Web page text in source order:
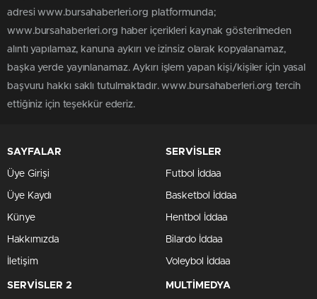
adresi www.bursahaberleri.org platformunda;
www.bursahaberleri.org haber içerikleri kaynak gösterilmeden
alıntı yapılamaz, kanuna aykırı ve izinsiz olarak kopyalanamaz,
başka yerde yayınlanamaz. Aykırı işlem yapan kişi/kişiler için yasal
başvuru hakkı saklı tutulmaktadır. www.bursahaberleri.org tercih
ettiğiniz için teşekkür ederiz.
SAYFALAR
Üye Girişi
Üye Kaydı
Künye
Hakkımızda
İletişim
SERVİSLER
Futbol İddaa
Basketbol İddaa
Hentbol İddaa
Bilardo İddaa
Voleybol İddaa
SERVİSLER 2 MULTİMEDYA